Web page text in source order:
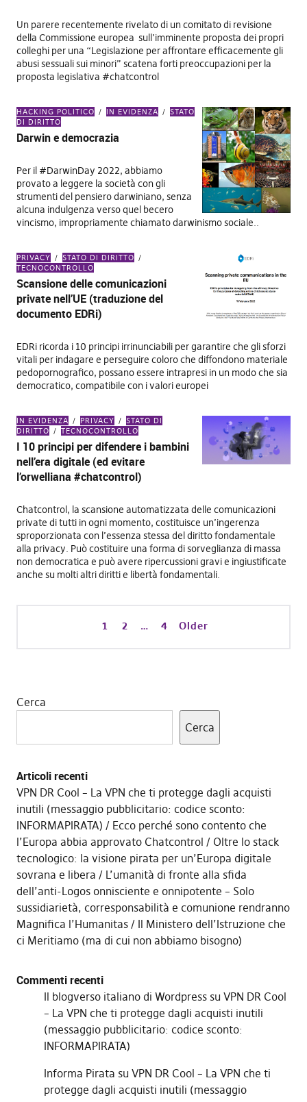
Un parere recentemente rivelato di un comitato di revisione
della Commissione europea sull’imminente proposta dei propri
colleghi per una “Legislazione per affrontare efficacemente gli
abusi sessuali sui minori” scatena forti preoccupazioni per la
proposta legislativa #chatcontrol
HACKING POLITICO IN EVIDENZA
STATO
DI DIRITTO
Darwin e democrazia
Per il #DarwinDay 2022, abbiamo
provato a leggere la società con gli
strumenti del pensiero darwiniano, senza
alcuna indulgenza verso quel becero
vincismo, impropriamente chiamato darwinismo sociale..
PRIVACY
STATO DI DIRITTO
TECNOCONTROLLO
Scansione delle comunicazioni
private nell’UE (traduzione del
documento EDRi)
EDRi ricorda i 10 principi irrinunciabili per garantire che gli sforzi
vitali per indagare e perseguire coloro che diffondono materiale
pedopornografico, possano essere intrapresi in un modo che sia
democratico, compatibile con i valori europei
IN EVIDENZA PRIVACY
STATO DI
DIRITTO
TECNOCONTROLLO
I 10 principi per difendere i bambini
nell’era digitale (ed evitare
l’orwelliana #chatcontrol)
Chatcontrol, la scansione automatizzata delle comunicazioni
private di tutti in ogni momento, costituisce un’ingerenza
sproporzionata con l’essenza stessa del diritto fondamentale
alla privacy. Può costituire una forma di sorveglianza di massa
non democratica e può avere ripercussioni gravi e ingiustificate
anche su molti altri diritti e libertà fondamentali.
1 2 … 4 Older
Cerca
Cerca
Articoli recenti
VPN DR Cool – La VPN che ti protegge dagli acquisti
inutili (messaggio pubblicitario: codice sconto:
INFORMAPIRATA)
Ecco perché sono contento che
l’Europa abbia approvato Chatcontrol
Oltre lo stack
tecnologico: la visione pirata per un’Europa digitale
sovrana e libera
L’umanità di fronte alla sfida
dell’anti-Logos onnisciente e onnipotente – Solo
sussidiarietà, corresponsabilità e comunione rendranno
Magnifica l’Humanitas
Il Ministero dell’Istruzione che
ci Meritiamo (ma di cui non abbiamo bisogno)
Commenti recenti
Il blogverso italiano di Wordpresssu VPN DR Cool
– La VPN che ti protegge dagli acquisti inutili
(messaggio pubblicitario: codice sconto:
INFORMAPIRATA)
Informa Pirata su VPN DR Cool – La VPN che ti
protegge dagli acquisti inutili (messaggio